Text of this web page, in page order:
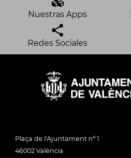
Nuestras Apps
Redes Sociales
Plaça de l'Ajuntament nº 1
46002 València